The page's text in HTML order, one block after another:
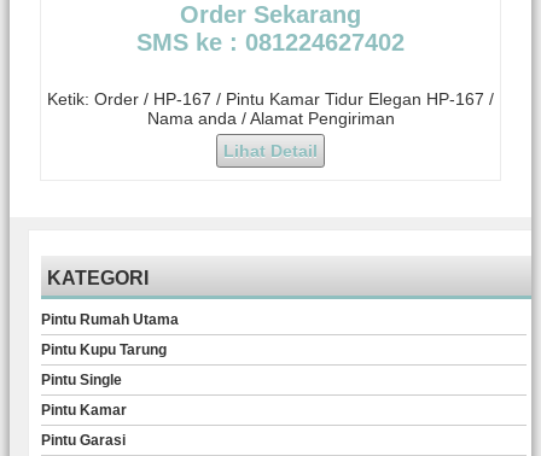
Order Sekarang
SMS ke : 081224627402
Ketik: Order / HP-167 / Pintu Kamar Tidur Elegan HP-167 /
Nama anda / Alamat Pengiriman
Lihat Detail
KATEGORI
Pintu Rumah Utama
Pintu Kupu Tarung
Pintu Single
Pintu Kamar
Pintu Garasi